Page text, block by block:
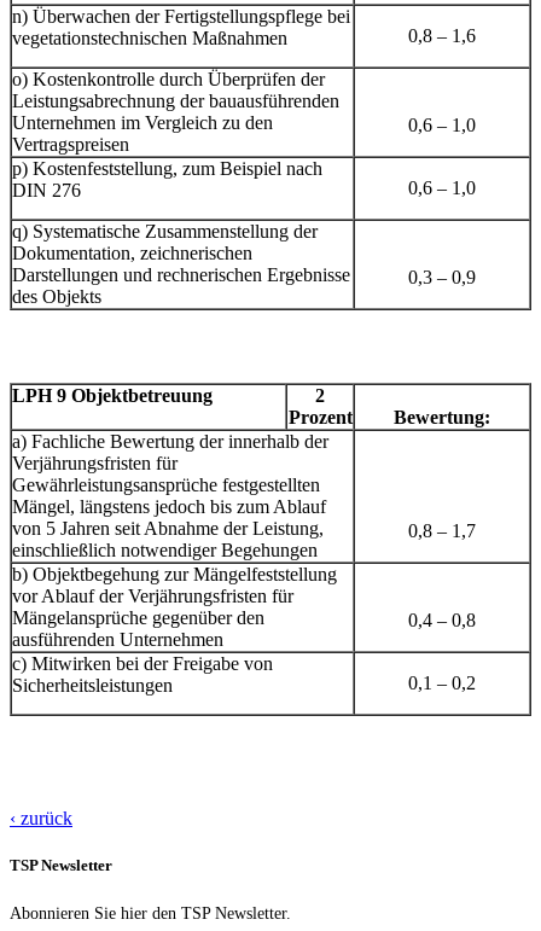
n) Überwachen der Fertigstellungspflege bei
vegetationstechnischen Maßnahmen
0,8 – 1,6
o) Kostenkontrolle durch Überprüfen der
Leistungsabrechnung der bauausführenden
Unternehmen im Vergleich zu den
Vertragspreisen
0,6 – 1,0
p) Kostenfeststellung, zum Beispiel nach
DIN 276
0,6 – 1,0
q) Systematische Zusammenstellung der
Dokumentation, zeichnerischen
Darstellungen und rechnerischen Ergebnisse
des Objekts
0,3 – 0,9
LPH 9 Objektbetreuung
2
Prozent
Bewertung:
a) Fachliche Bewertung der innerhalb der
Verjährungsfristen für
Gewährleistungsansprüche festgestellten
Mängel, längstens jedoch bis zum Ablauf
von 5 Jahren seit Abnahme der Leistung,
einschließlich notwendiger Begehungen
0,8 – 1,7
b) Objektbegehung zur Mängelfeststellung
vor Ablauf der Verjährungsfristen für
Mängelansprüche gegenüber den
ausführenden Unternehmen
0,4 – 0,8
c) Mitwirken bei der Freigabe von
Sicherheitsleistungen
0,1 – 0,2
‹ zurück
TSP Newsletter
Abonnieren Sie hier den TSP Newsletter.